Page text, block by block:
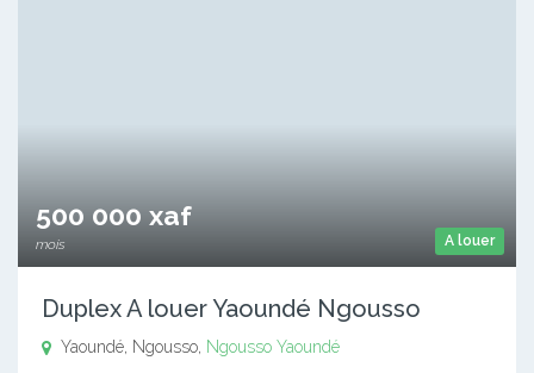
A louer
500 000 xaf
mois
Duplex A louer Yaoundé Ngousso
Yaoundé, Ngousso, Ngousso Yaoundé